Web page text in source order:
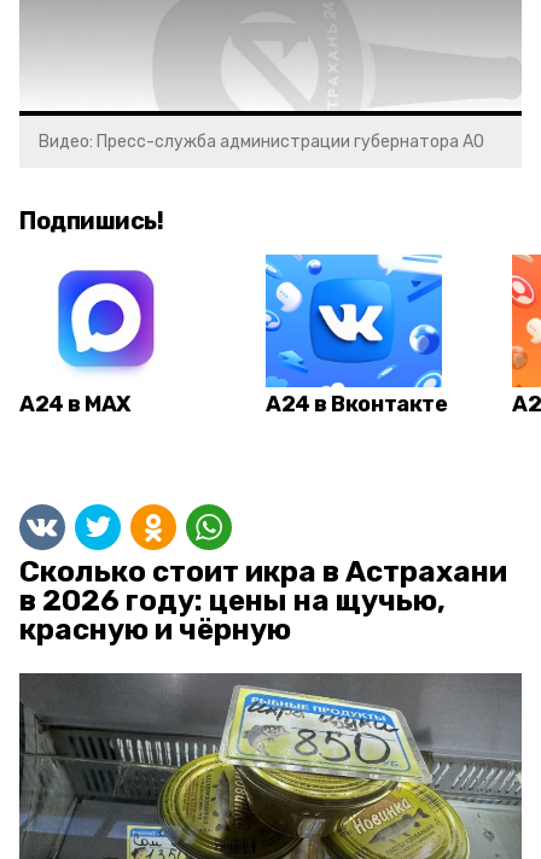
Видео: Пресс-служба администрации губернатора АО
Подпишись!
А24 в MAX А24 в Вконтакте
Сколько стоит икра в Астрахани
в 2026 году: цены на щучью,
красную и чёрную